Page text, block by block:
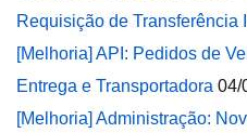
Requisição de Transferência
[Melhoria] API: Pedidos de
Entrega e Transportadora 04/
[Melhoria] Administração: